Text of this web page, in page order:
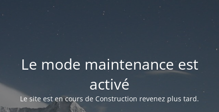
Le mode maintenance est
activé
Le site est en cours de Construction revenez plus tard.